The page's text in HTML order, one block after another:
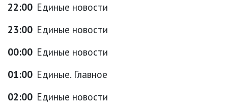
22:00 Единые новости
23:00 Единые новости
00:00 Единые новости
01:00 Единые. Главное
02:00 Единые новости